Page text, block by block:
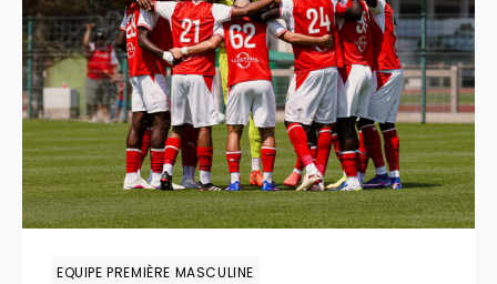
EQUIPE PREMIÈRE MASCULINE